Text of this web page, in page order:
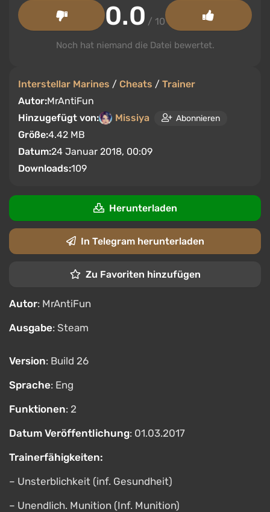
Interstellar Marines / Cheats / Trainer
Autor:MrAntiFun
Hinzugefügt von:
Missiya Abonnieren
Größe:4.42 MB
Datum:24 Januar 2018, 00:09
Downloads:109
0.0 / 10
Noch hat niemand die Datei bewertet.
Herunterladen
In Telegram herunterladen
Zu Favoriten hinzufügen
Autor: MrAntiFun
Ausgabe: Steam
Version: Build 26
Sprache: Eng
Funktionen: 2
Datum Veröffentlichung: 01.03.2017
Trainerfähigkeiten:
– Unsterblichkeit (inf. Gesundheit)
– Unendlich. Munition (Inf. Munition)